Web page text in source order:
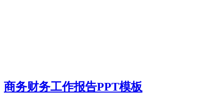
商务财务工作报告PPT模板